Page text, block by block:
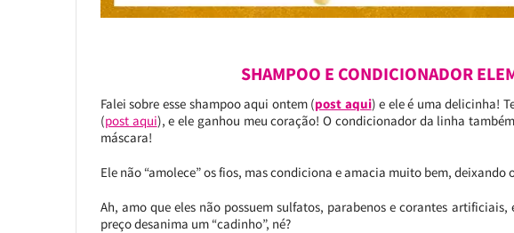
SHAMPOO E CONDICIONADOR
Falei sobre esse shampoo aqui ontem (post aqui) e ele é uma delicinha!
(post aqui), e ele ganhou meu coração! O condicionador da linha
máscara!
Ele não “amolece” os fios, mas condiciona e amacia muito bem, deixando
Ah, amo que eles não possuem sulfatos, parabenos e corantes
preço desanima um “cadinho”, né?